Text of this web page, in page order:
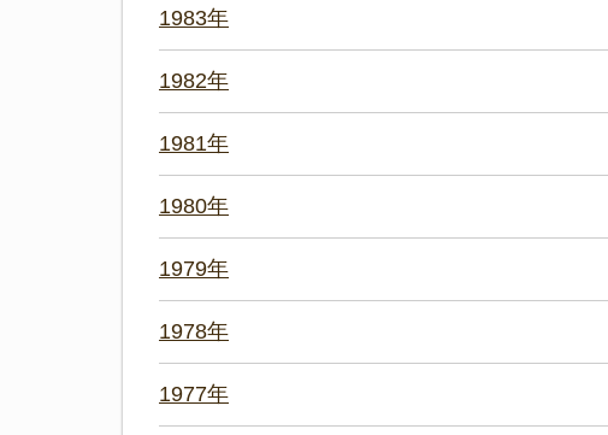
1983年
1982年
1981年
1980年
1979年
1978年
1977年